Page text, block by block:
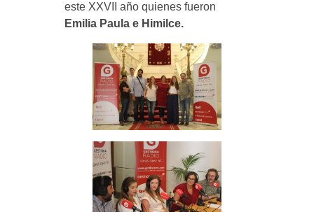
este XXVII año quienes fueron
Emilia Paula e Himilce.